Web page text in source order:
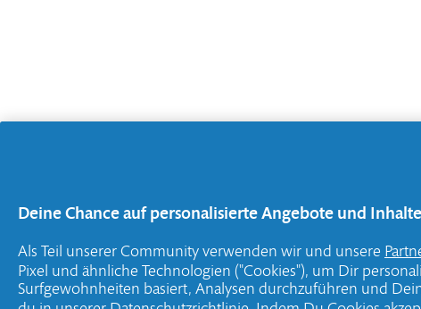
Deine Chance auf personalisierte Angebote und
Als Teil unserer Community verwenden wir und unsere
Pixel und ähnliche Technologien ("Cookies"), um Dir
Surfgewohnheiten basiert, Analysen durchzuführen und